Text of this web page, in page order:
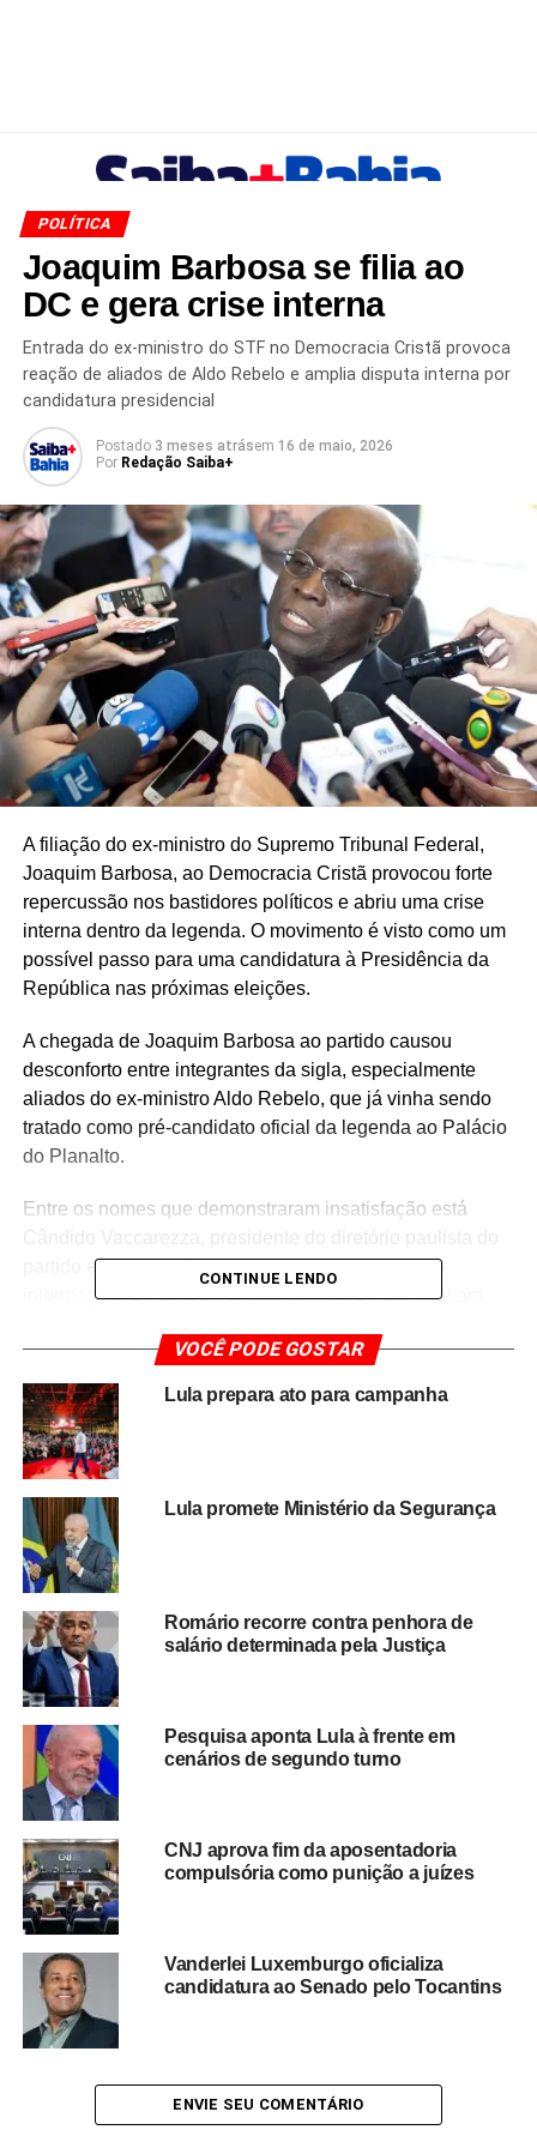
POLÍTICA
Joaquim Barbosa se filia ao
DC e gera crise interna
Entrada do ex-ministro do STF no Democracia Cristã provoca
reação de aliados de Aldo Rebelo e amplia disputa interna por
candidatura presidencial
Postado 3 meses atrásem 16 de maio, 2026
Por Redação Saiba+
A filiação do ex-ministro do Supremo Tribunal Federal,
Joaquim Barbosa, ao Democracia Cristã provocou forte
repercussão nos bastidores políticos e abriu uma crise
interna dentro da legenda. O movimento é visto como um
possível passo para uma candidatura à Presidência da
República nas próximas eleições.
A chegada de Joaquim Barbosa ao partido causou
desconforto entre integrantes da sigla, especialmente
aliados do ex-ministro Aldo Rebelo, que já vinha sendo
tratado como pré-candidato oficial da legenda ao Palácio
do Planalto.
Entre os nomes que demonstraram insatisfação está
partido e aliado político de Aldo Rebelo. Segundo
informações de bastidores, integrantes do DC avaliam
planos eleitorais da legenda e provocar uma disputa
interna pela liderança do projeto presidencial.
A movimentação reforça o cenário de articulações
políticas antecipadas para as eleições presidenciais
projeção nacional. Joaquim Barbosa ganhou notoriedade
nacional durante sua atuação no STF, especialmente em
julgamentos de grande repercussão política.
Nos bastidores, dirigentes partidários tentam evitar um
agravamento da crise interna, enquanto setores do
partido avaliam os impactos políticos e eleitorais da
reacende especulações sobre o retorno de figuras
ligadas ao Judiciário ao centro do debate político
nacional.
Analistas apontam que a entrada de Joaquim Barbosa no
Democracia Cristã pode ampliar a visibilidade da
legenda no cenário nacional, mas também gerar disputas
CONTINUE LENDO
VOCÊ PODE GOSTAR
Lula prepara ato para campanha
Lula promete Ministério da Segurança
Romário recorre contra penhora de
salário determinada pela Justiça
Pesquisa aponta Lula à frente em
cenários de segundo turno
CNJ aprova fim da aposentadoria
compulsória como punição a juízes
Vanderlei Luxemburgo oficializa
candidatura ao Senado pelo Tocantins
ENVIE SEU COMENTÁRIO